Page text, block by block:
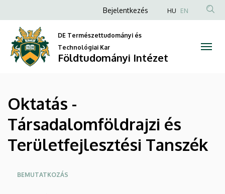
Társadalomföldrajzi
Területfejlesztési
Tanszék
Földtudományi
Intézet
a
tartalomra
Anonim
fiók
menüje
Bejelentkezés HU EN
DE Természettudományi és
Technológiai Kar
Földtudományi Intézet
Oktatás -
Társadalomföldrajzi és
Területfejlesztési Tanszék
Oldalmenü
BEMUTATKOZÁS